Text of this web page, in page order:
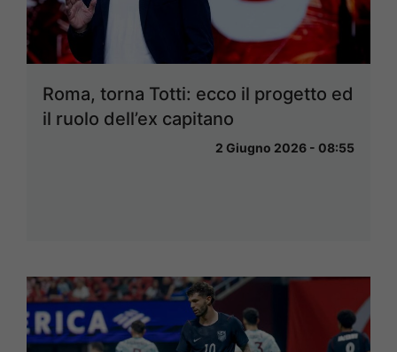
Roma, torna Totti: ecco il progetto ed
il ruolo dell’ex capitano
2 Giugno 2026 - 08:55